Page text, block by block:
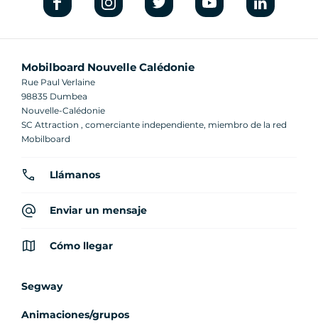
Mobilboard Nouvelle Calédonie
Rue Paul Verlaine
98835 Dumbea
Nouvelle-Calédonie
SC Attraction , comerciante independiente, miembro de la red
Mobilboard
Llámanos
Enviar un mensaje
Cómo llegar
Segway
Animaciones/grupos